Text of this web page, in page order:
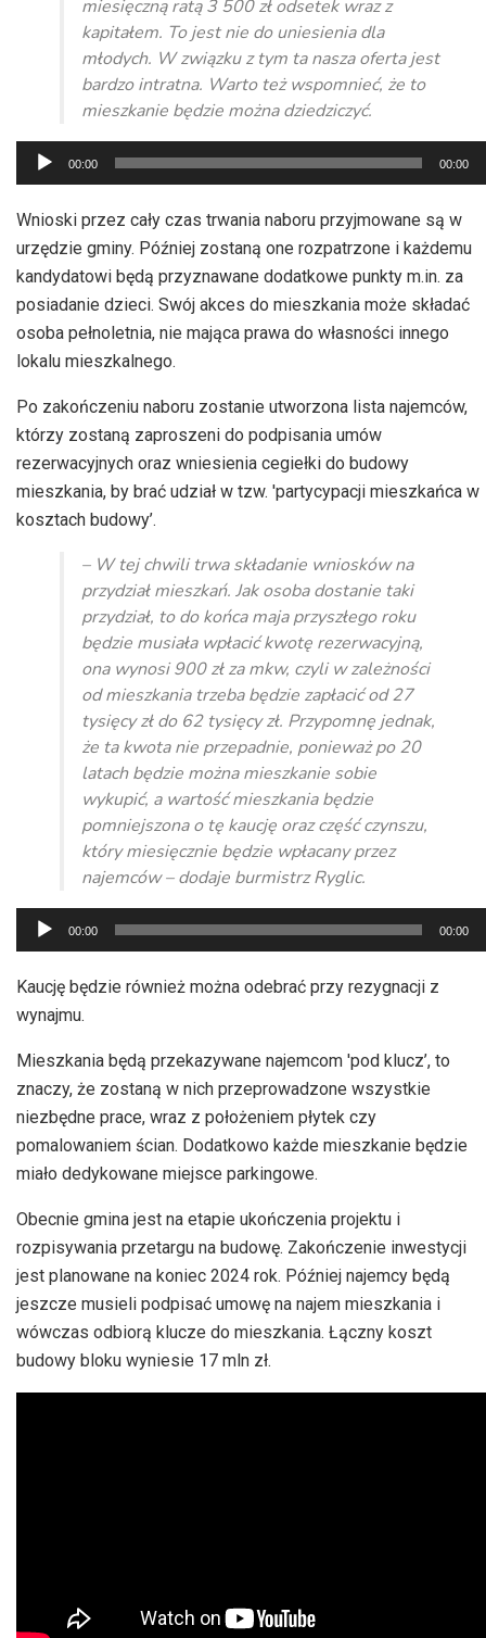
miesięczną ratą 3 500 zł odsetek wraz z
kapitałem. To jest nie do uniesienia dla
młodych. W związku z tym ta nasza oferta jest
bardzo intratna. Warto też wspomnieć, że to
mieszkanie będzie można dziedziczyć.
Odtwarzacz
plików
dźwiękowych
00:00 00:00
Wnioski przez cały czas trwania naboru przyjmowane są w
urzędzie gminy. Później zostaną one rozpatrzone i każdemu
kandydatowi będą przyznawane dodatkowe punkty m.in. za
posiadanie dzieci. Swój akces do mieszkania może składać
osoba pełnoletnia, nie mająca prawa do własności innego
lokalu mieszkalnego.
Po zakończeniu naboru zostanie utworzona lista najemców,
którzy zostaną zaproszeni do podpisania umów
rezerwacyjnych oraz wniesienia cegiełki do budowy
mieszkania, by brać udział w tzw. 'partycypacji mieszkańca w
kosztach budowy’.
– W tej chwili trwa składanie wniosków na
przydział mieszkań. Jak osoba dostanie taki
przydział, to do końca maja przyszłego roku
będzie musiała wpłacić kwotę rezerwacyjną,
ona wynosi 900 zł za mkw, czyli w zależności
od mieszkania trzeba będzie zapłacić od 27
tysięcy zł do 62 tysięcy zł. Przypomnę jednak,
że ta kwota nie przepadnie, ponieważ po 20
latach będzie można mieszkanie sobie
wykupić, a wartość mieszkania będzie
pomniejszona o tę kaucję oraz część czynszu,
który miesięcznie będzie wpłacany przez
najemców – dodaje burmistrz Ryglic.
Odtwarzacz
plików
dźwiękowych
00:00 00:00
Kaucję będzie również można odebrać przy rezygnacji z
wynajmu.
Mieszkania będą przekazywane najemcom 'pod klucz’, to
znaczy, że zostaną w nich przeprowadzone wszystkie
niezbędne prace, wraz z położeniem płytek czy
pomalowaniem ścian. Dodatkowo każde mieszkanie będzie
miało dedykowane miejsce parkingowe.
Obecnie gmina jest na etapie ukończenia projektu i
rozpisywania przetargu na budowę. Zakończenie inwestycji
jest planowane na koniec 2024 rok. Później najemcy będą
jeszcze musieli podpisać umowę na najem mieszkania i
wówczas odbiorą klucze do mieszkania. Łączny koszt
budowy bloku wyniesie 17 mln zł.